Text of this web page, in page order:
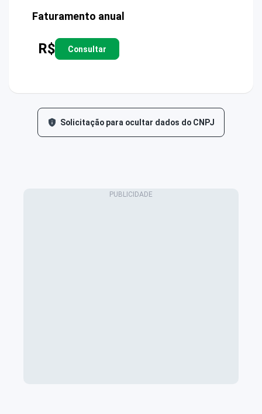
Faturamento anual
R$ Consultar
Solicitação para ocultar dados do CNPJ